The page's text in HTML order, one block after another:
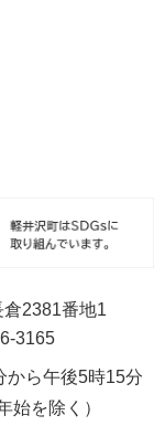
2381番地1
3165
から午後5時15分
始を除く）